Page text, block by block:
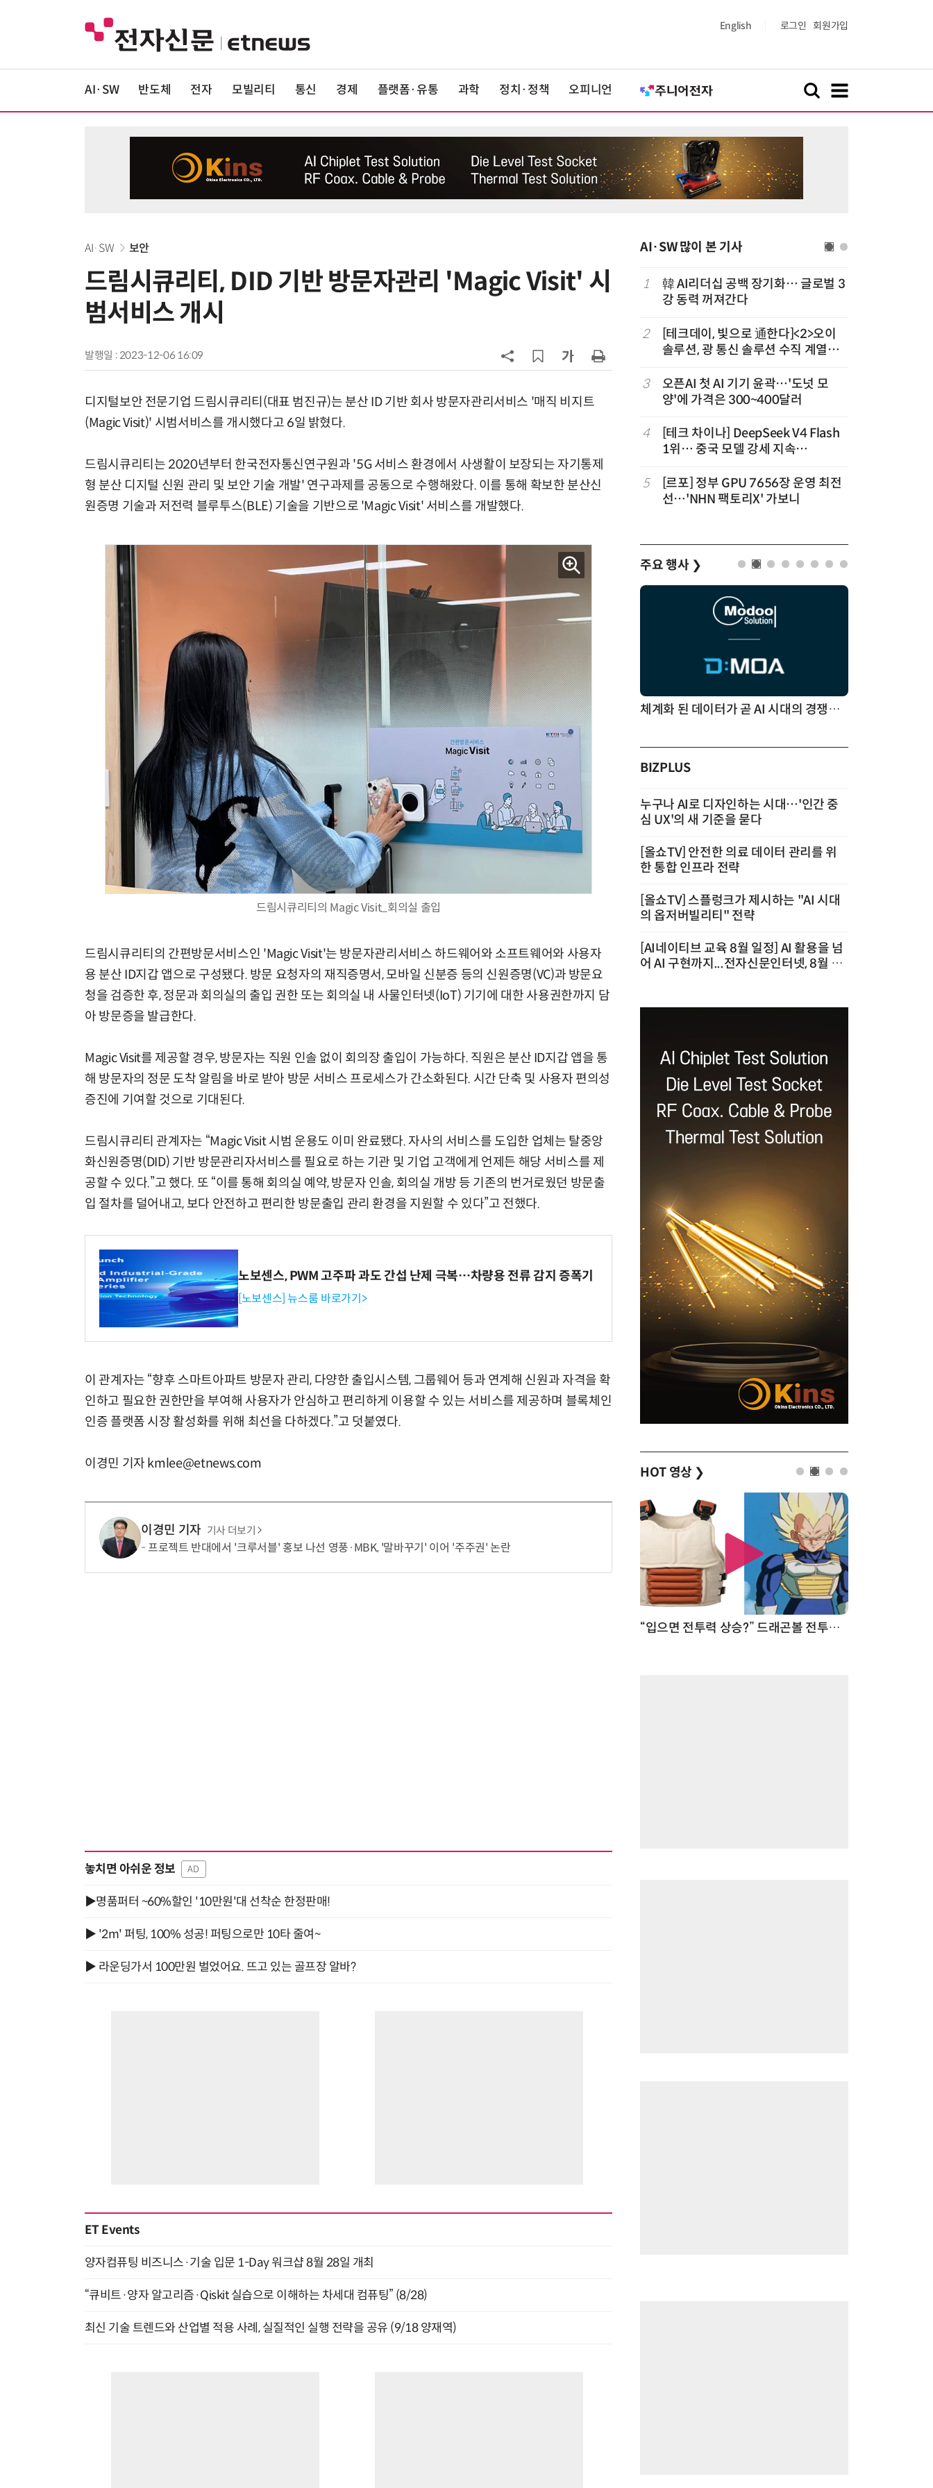
English 로그인 회원가입
AI·SW 반도체 전자 모빌리티 통신 경제 플랫폼·유통 과학 정치·정책 오피니언
AI·SW 보안
드림시큐리티, DID 기반 방문자관리 'Magic Visit' 시
범서비스 개시
발행일 : 2023-12-06 16:09
디지털보안 전문기업 드림시큐리티(대표 범진규)는 분산 ID 기반 회사 방문자관리서비스 '매직 비지트
(Magic Visit)' 시범서비스를 개시했다고 6일 밝혔다.
드림시큐리티는 2020년부터 한국전자통신연구원과 '5G 서비스 환경에서 사생활이 보장되는 자기통제
형 분산 디지털 신원 관리 및 보안 기술 개발' 연구과제를 공동으로 수행해왔다. 이를 통해 확보한 분산신
원증명 기술과 저전력 블루투스(BLE) 기술을 기반으로 'Magic Visit' 서비스를 개발했다.
드림시큐리티의 Magic Visit_회의실 출입
드림시큐리티의 간편방문서비스인 'Magic Visit'는 방문자관리서비스 하드웨어와 소프트웨어와 사용자
용 분산 ID지갑 앱으로 구성됐다. 방문 요청자의 재직증명서, 모바일 신분증 등의 신원증명(VC)과 방문요
청을 검증한 후, 정문과 회의실의 출입 권한 또는 회의실 내 사물인터넷(IoT) 기기에 대한 사용권한까지 담
아 방문증을 발급한다.
Magic Visit를 제공할 경우, 방문자는 직원 인솔 없이 회의장 출입이 가능하다. 직원은 분산 ID지갑 앱을 통
해 방문자의 정문 도착 알림을 바로 받아 방문 서비스 프로세스가 간소화된다. 시간 단축 및 사용자 편의성
증진에 기여할 것으로 기대된다.
드림시큐리티 관계자는 “Magic Visit 시범 운용도 이미 완료됐다. 자사의 서비스를 도입한 업체는 탈중앙
화신원증명(DID) 기반 방문관리자서비스를 필요로 하는 기관 및 기업 고객에게 언제든 해당 서비스를 제
공할 수 있다.”고 했다. 또 “이를 통해 회의실 예약, 방문자 인솔, 회의실 개방 등 기존의 번거로웠던 방문출
입 절차를 덜어내고, 보다 안전하고 편리한 방문출입 관리 환경을 지원할 수 있다”고 전했다.
노보센스, PWM 고주파 과도 간섭 난제 극복…차량용 전류 감지 증폭기
[노보센스] 뉴스룸 바로가기>
이 관계자는 “향후 스마트아파트 방문자 관리, 다양한 출입시스템, 그룹웨어 등과 연계해 신원과 자격을 확
인하고 필요한 권한만을 부여해 사용자가 안심하고 편리하게 이용할 수 있는 서비스를 제공하며 블록체인
인증 플랫폼 시장 활성화를 위해 최선을 다하겠다.”고 덧붙였다.
이경민 기자 kmlee@etnews.com
이경민 기자 기사 더보기
프로젝트 반대에서 '크루서블' 홍보 나선 영풍·MBK, '말바꾸기' 이어 '주주권' 논란
놓치면 아쉬운 정보 AD
▶명품퍼터 ~60%할인 '10만원'대 선착순 한정판매!
▶ '2m' 퍼팅, 100% 성공! 퍼팅으로만 10타 줄여~
▶ 라운딩가서 100만원 벌었어요. 뜨고 있는 골프장 알바?
ET Events
양자컴퓨팅 비즈니스·기술 입문 1-Day 워크샵 8월 28일 개최
“큐비트·양자 알고리즘·Qiskit 실습으로 이해하는 차세대 컴퓨팅” (8/28)
최신 기술 트렌드와 산업별 적용 사례, 실질적인 실행 전략을 공유 (9/18 양재역)
AI·SW 많이 본 기사
6
구광모 LG 회장, 내주 美 실리콘밸리
서 젠슨 황 재회동
다…5개사 등록 솔루션 1439개
원…“韓이 아태 승부처”
10 애플, 오픈AI에 기밀 사용금지 가처
분…오픈AI “근거 없는 감정 싸움”
1
韓 AI리더십 공백 장기화… 글로벌 3
강 동력 꺼져간다
2
[테크데이, 빛으로 通한다]<2>오이
솔루션, 광 통신 솔루션 수직 계열
략'
3
오픈AI 첫 AI 기기 윤곽…'도넛 모
양'에 가격은 300~400달러
4
[테크 차이나] DeepSeek V4 Flash
1위… 중국 모델 강세 지속
순위)
5
[르포] 정부 GPU 7656장 운영 최전
선…'NHN 팩토리X' 가보니
주요 행사 ❯
AI Native Enterprise를 지원하는 AI Ready Data 플랫폼 활용 전략 체계화 된 데이터가 곧 AI 시대의 경쟁력이다
BIZPLUS
누구나 AI로 디자인하는 시대…'인간 중
심 UX'의 새 기준을 묻다
[올쇼TV] 안전한 의료 데이터 관리를 위
한 통합 인프라 전략
[올쇼TV] 스플렁크가 제시하는 "AI 시대
의 옵저버빌리티" 전략
[AI네이티브 교육 8월 일정] AI 활용을 넘
어 AI 구현까지...전자신문인터넷, 8월 실
HOT 영상 ❯
“입으면 전투력 상승?” 드래곤볼 전투복 닮은 중량조끼